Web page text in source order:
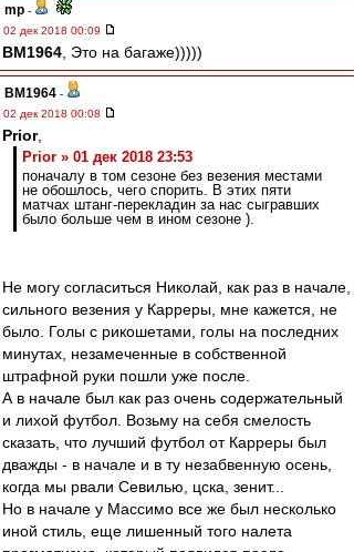
mp -
02 дек 2018 00:09
BM1964 , Это на багаже)))))
BM1964 -
02 дек 2018 00:08
Prior,
Prior » 01 дек 2018 23:53
поначалу в том сезоне без везения местами
не обошлось, чего спорить. В этих пяти
матчах штанг-перекладин за нас сыгравших
было больше чем в ином сезоне ).
Не могу согласиться Николай, как раз в начале,
сильного везения у Карреры, мне кажется, не
было. Голы с рикошетами, голы на последних
минутах, незамеченные в собственной
штрафной руки пошли уже после.
А в начале был как раз очень содержательный
и лихой футбол. Возьму на себя смелость
сказать, что лучший футбол от Карреры был
дважды - в начале и в ту незабвенную осень,
когда мы рвали Севилью, цска, зенит...
Но в начале у Массимо все же был несколько
иной стиль, еще лишенный того налета